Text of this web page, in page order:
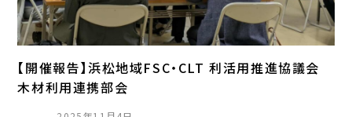
【開催報告】浜松地域FSC・CLT 利活用推進協議会
木材利用連携部会